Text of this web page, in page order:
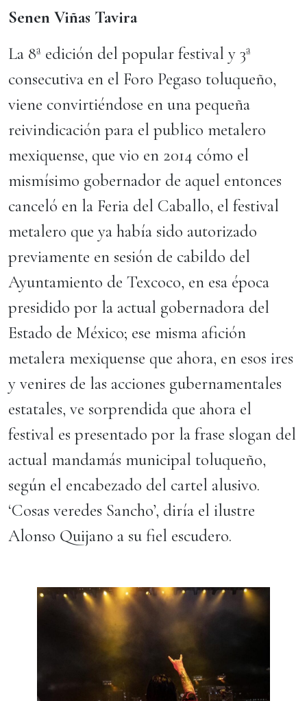
Senen Viñas Tavira
La 8ª edición del popular festival y 3ª
consecutiva en el Foro Pegaso toluqueño,
viene convirtiéndose en una pequeña
reivindicación para el publico metalero
mexiquense, que vio en 2014 cómo el
mismísimo gobernador de aquel entonces
canceló en la Feria del Caballo, el festival
metalero que ya había sido autorizado
previamente en sesión de cabildo del
Ayuntamiento de Texcoco, en esa época
presidido por la actual gobernadora del
Estado de México; ese misma afición
metalera mexiquense que ahora, en esos ires
y venires de las acciones gubernamentales
estatales, ve sorprendida que ahora el
festival es presentado por la frase slogan del
actual mandamás municipal toluqueño,
según el encabezado del cartel alusivo.
‘Cosas veredes Sancho’, diría el ilustre
Alonso Quijano a su fiel escudero.